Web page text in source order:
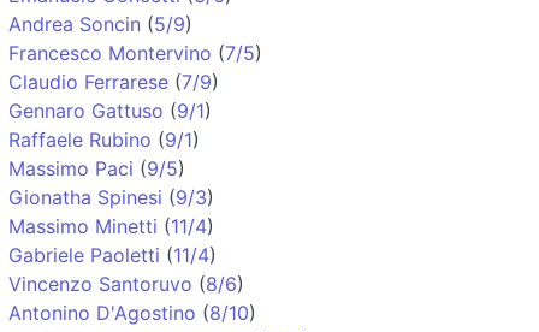
Andrea Soncin (5/9)
Francesco Montervino (7/5)
Claudio Ferrarese (7/9)
Gennaro Gattuso (9/1)
Raffaele Rubino (9/1)
Massimo Paci (9/5)
Gionatha Spinesi (9/3)
Massimo Minetti (11/4)
Gabriele Paoletti (11/4)
Vincenzo Santoruvo (8/6)
Antonino D'Agostino (8/10)